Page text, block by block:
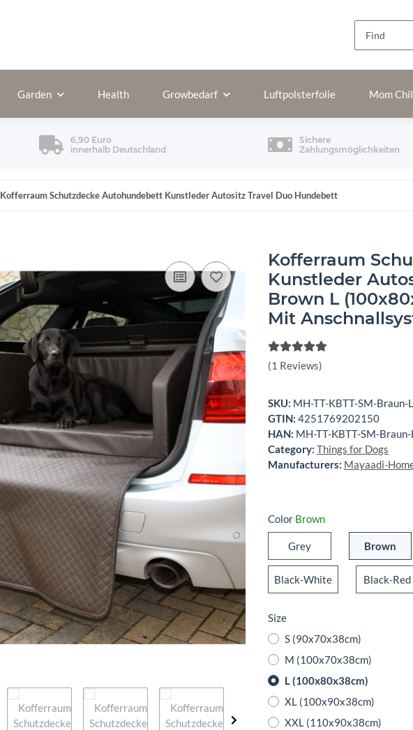
Garden Health Growbedarf Luftpolsterfolie Mom
6,90 Euro
innerhalb Deutschland
Sichere
Zahlungsmöglichkeiten
Kofferraum Schutzdecke Autohundebett Kunstleder Autositz Travel Duo Hundebett
Kofferraum
Kunstleder
Brown L
Mit
(1 Reviews)
SKU: MH-TT-KBTT-SM-Braun-
GTIN: 4251769202150
HAN: MH-TT-KBTT-SM-
Category: Things for Dogs
Manufacturers: Mayaadi-
Color Brown
GreyGrey Brown
Black-WhiteBlack-WhiteBlack-Red
Size
S (90x70x38cm)
M (100x70x38cm)
L (100x80x38cm)
XL (100x90x38cm)
XXL (110x90x38cm)